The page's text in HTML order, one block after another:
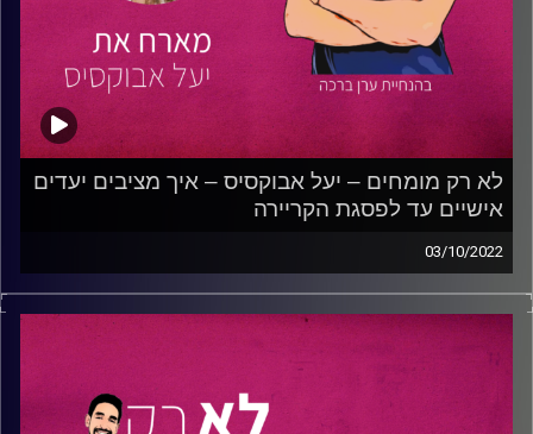
לא רק מומחים – יעל אבוקסיס – איך מציבים יעדים
אישיים עד לפסגת הקריירה
03/10/2022
בפרק הזה תוכלו לשמוע את ערן ויעל מדברים על בניית
הקריירה וקבלת החלטות חשובות לאורך מסלול הפיתוח האישי
והמקצועי של כל אחד ואחת.
יעל מספרת על תחילת דרכה כג'וניורית במשרד פרסום, על